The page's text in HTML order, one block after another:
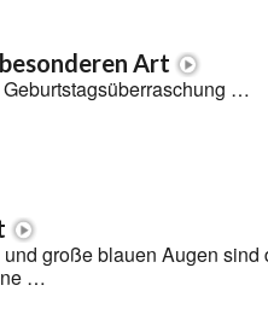
Art
…
große blauen Augen sind
…